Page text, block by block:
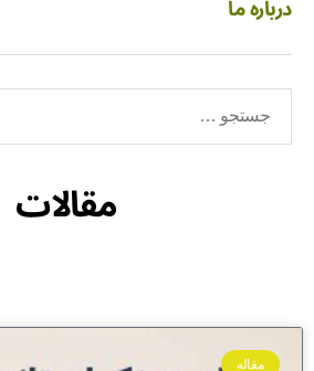
مقالات
مقاله